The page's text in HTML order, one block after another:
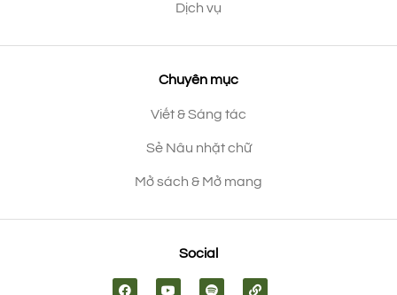
Dịch vụ
Chuyên mục
Viết & Sáng tác
Sẻ Nâu nhặt chữ
Mở sách & Mở mang
Social